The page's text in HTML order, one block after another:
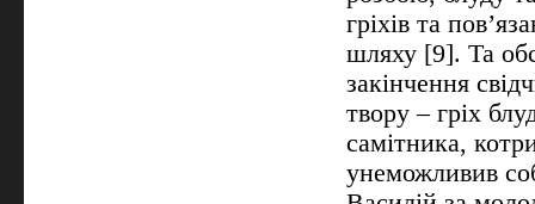
гріхів та
шляху [9]. Та
закінчення
твору – гріх
самітника,
унеможливив